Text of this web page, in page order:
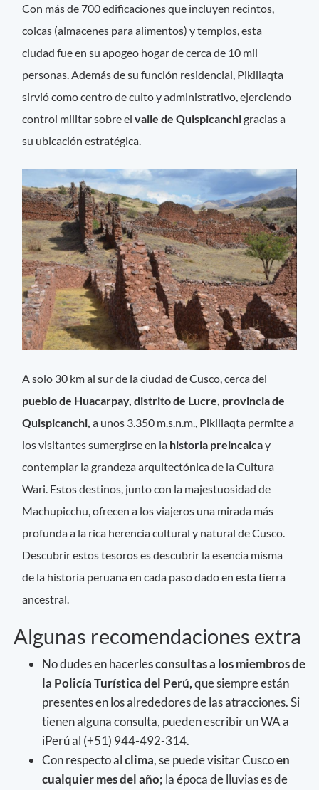
Con más de 700 edificaciones que incluyen recintos,
colcas (almacenes para alimentos) y templos, esta
ciudad fue en su apogeo hogar de cerca de 10 mil
personas. Además de su función residencial, Pikillaqta
sirvió como centro de culto y administrativo, ejerciendo
control militar sobre el valle de Quispicanchigracias a
su ubicación estratégica.
A solo 30 km al sur de la ciudad de Cusco, cerca del
pueblo de Huacarpay, distrito de Lucre, provincia de
Quispicanchi, a unos 3.350 m.s.n.m., Pikillaqta permite a
los visitantes sumergirse en la historia preincaicay
contemplar la grandeza arquitectónica de la Cultura
Wari. Estos destinos, junto con la majestuosidad de
Machupicchu, ofrecen a los viajeros una mirada más
profunda a la rica herencia cultural y natural de Cusco.
Descubrir estos tesoros es descubrir la esencia misma
de la historia peruana en cada paso dado en esta tierra
ancestral.
Algunas recomendaciones extra
No dudes en hacerles consultas a los miembros de
la Policía Turística del Perú,que siempre están
presentes en los alrededores de las atracciones. Si
tienen alguna consulta, pueden escribir un WA a
iPerú al (+51) 944-492-314.
Con respecto alclima, se puede visitar Cuscoen
cualquier mes del año; la época de lluvias es de